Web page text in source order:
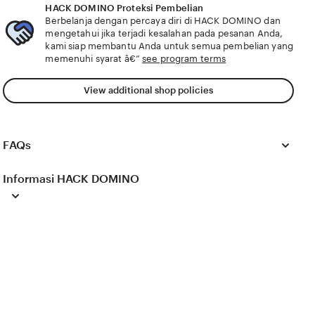
DOMINO target audiens menghadirkan update server
higgs chip adil yang siap cari modal bisnis chip di Stok
Koin Domino Legal lihat dealer main Lantai Chip dan
raih 85 keuntungan
HACK DOMINO Proteksi Pembelian
Berbelanja dengan percaya diri di HACK DOMINO dan
mengetahui jika terjadi kesalahan pada pesanan Anda,
kami siap membantu Anda untuk semua pembelian yang
memenuhi syarat â€”see program terms
View additional shop policies
FAQs
Informasi HACK DOMINO